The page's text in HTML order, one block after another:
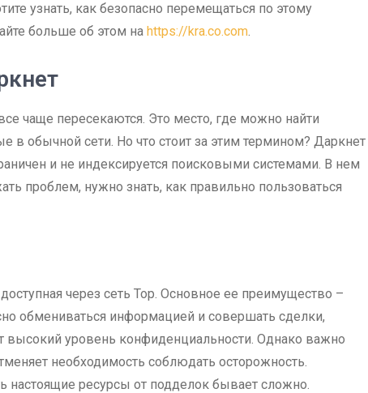
узнать, как безопасно перемещаться по этому
больше об этом на https://kra.co.com.
чаще пересекаются. Это место, где можно найти
в обычной сети. Но что стоит за этим термином? Даркнет
и не индексируется поисковыми системами. В нем
проблем, нужно знать, как правильно пользоваться
через сеть Тор. Основное ее преимущество –
обмениваться информацией и совершать сделки,
высокий уровень конфиденциальности. Однако важно
необходимость соблюдать осторожность.
настоящие ресурсы от подделок бывает сложно.